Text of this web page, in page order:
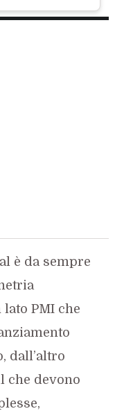
è da sempre
PMI che
dall’altro
che devono